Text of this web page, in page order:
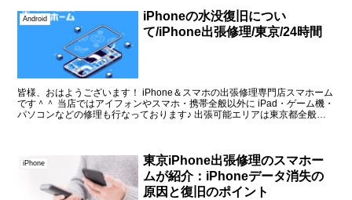
Android
iPhoneの水没復旧につい
て/iPhone出張修理/東京/24時間
皆様、おはようございます！ iPhone＆スマホの出張修理専門店スマホーム
です＾＾ 当店ではアイフォンやスマホ・携帯全般以外に iPad・ゲーム機・
パソコンなどの修理も行なっております♪ 出張可能エリアは東京都全般
iPhone
東京iPhone出張修理のスマホー
ムが紹介：iPhoneデータ消失の
原因と復旧のポイント